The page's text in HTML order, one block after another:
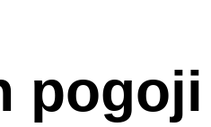
pogoji